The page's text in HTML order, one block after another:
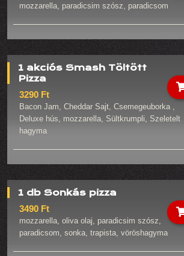
mozzarella, paradicsim szósz, paradicsom
1 akciós Smash Töltött
Pizza
3290 Ft
Bacon Jam, Cheddar Sajt, Csemegeuborka ,
Deluxe hús, mozzarella, Sültkrumpli, Szeletelt
hagyma
1 db Sonkás pizza
3490 Ft
mozzarella, oliva olaj, paradicsim szósz,
paradicsom, sonka, trapista, vöröshagyma